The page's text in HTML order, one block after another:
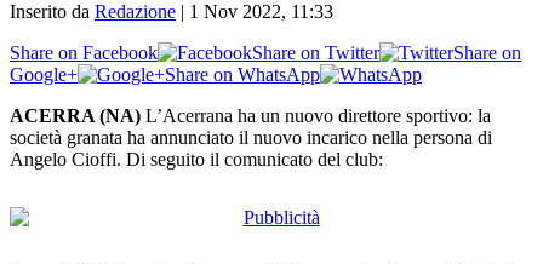
Inserito da Redazione | 1 Nov 2022, 11:33
Share on Facebook
Share on Twitter
Share on
Google+
Share on WhatsApp
ACERRA (NA) L’Acerrana ha un nuovo direttore sportivo: la
società granata ha annunciato il nuovo incarico nella persona di
Angelo Cioffi. Di seguito il comunicato del club: